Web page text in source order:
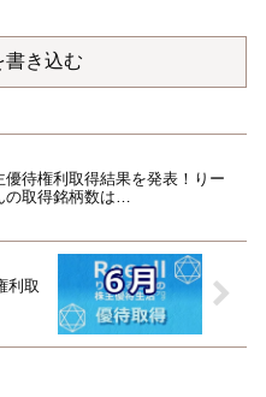
書き込む
優待権利取得結果を発表！りー
の取得銘柄数は…
利取